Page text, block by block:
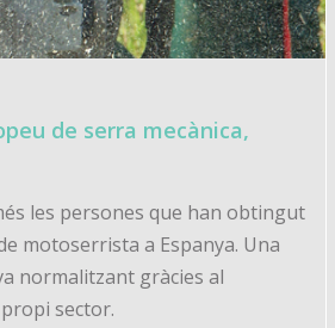
de serra mecànica,
les persones que han obtingut
motoserrista a Espanya. Una
normalitzant gràcies al
sector.